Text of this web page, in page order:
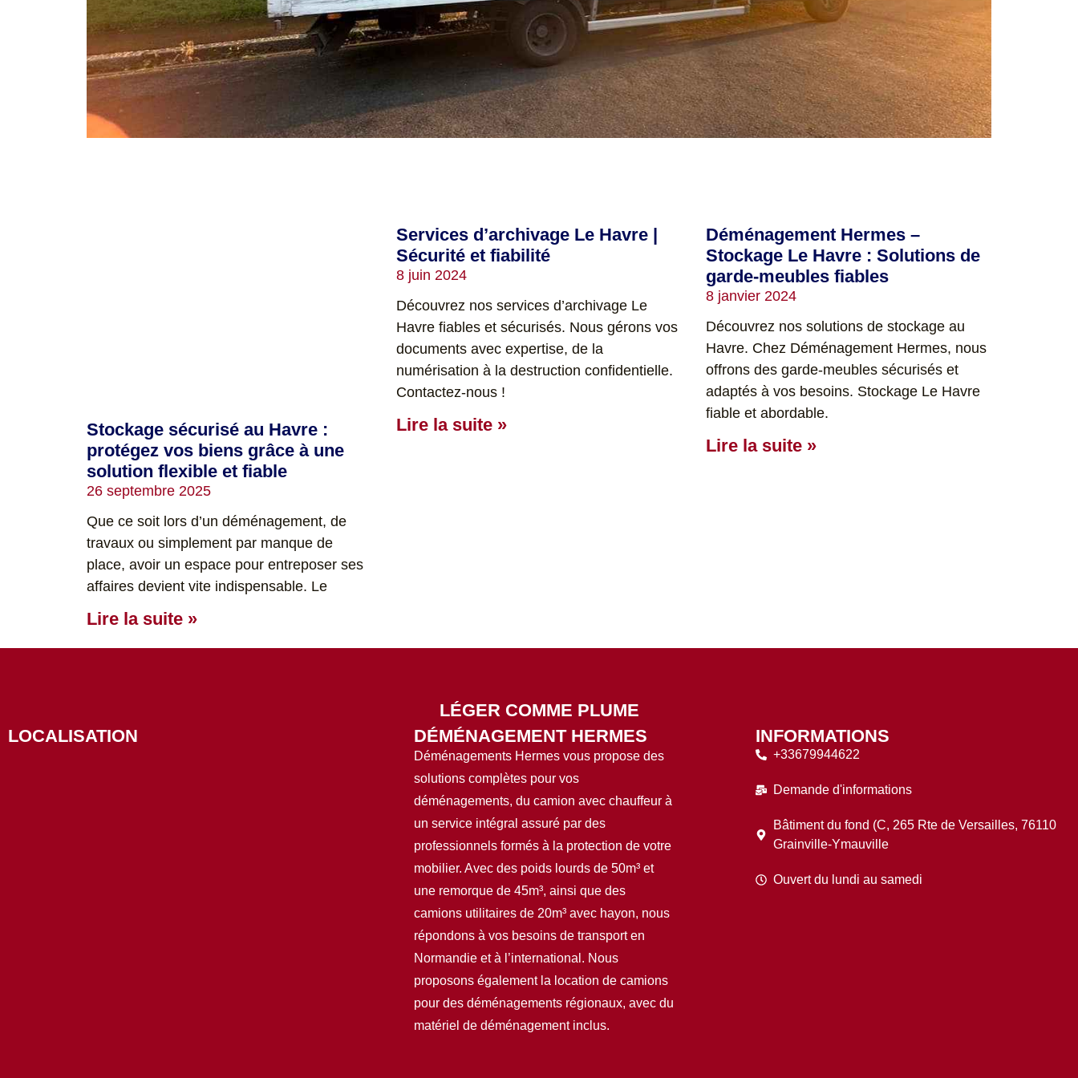
Stockage sécurisé au Havre :
protégez vos biens grâce à une
solution flexible et fiable
26 septembre 2025
Que ce soit lors d’un déménagement, de
travaux ou simplement par manque de
place, avoir un espace pour entreposer ses
affaires devient vite indispensable. Le
Lire la suite »
Services d’archivage Le Havre |
Sécurité et fiabilité
8 juin 2024
Découvrez nos services d’archivage Le
Havre fiables et sécurisés. Nous gérons vos
documents avec expertise, de la
numérisation à la destruction confidentielle.
Contactez-nous !
Lire la suite »
Déménagement Hermes –
Stockage Le Havre : Solutions de
garde-meubles fiables
8 janvier 2024
Découvrez nos solutions de stockage au
Havre. Chez Déménagement Hermes, nous
offrons des garde-meubles sécurisés et
adaptés à vos besoins. Stockage Le Havre
fiable et abordable.
Lire la suite »
LÉGER COMME PLUME
LOCALISATION
DÉMÉNAGEMENT HERMES
Déménagements Hermes vous propose des
solutions complètes pour vos
déménagements, du camion avec chauffeur à
un service intégral assuré par des
professionnels formés à la protection de votre
mobilier. Avec des poids lourds de 50m³ et
une remorque de 45m³, ainsi que des
camions utilitaires de 20m³ avec hayon, nous
répondons à vos besoins de transport en
Normandie et à l’international. Nous
proposons également la location de camions
pour des déménagements régionaux, avec du
matériel de déménagement inclus.
INFORMATIONS
+33679944622
Demande d'informations
Bâtiment du fond (C, 265 Rte de Versailles, 76110
Grainville-Ymauville
Ouvert du lundi au samedi